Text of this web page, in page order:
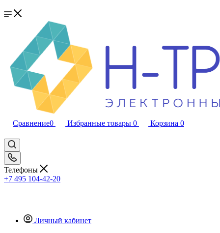
Сравнение0 Избранные товары 0 Корзина 0
Телефоны
+7 495 104-42-20
Личный кабинет